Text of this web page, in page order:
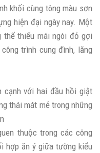
khối cùng tông màu sơn
hiện đại ngày nay. Một
thể thiếu mái ngói đỏ gợi
trình cung đình, lăng
cạnh với hai đầu hồi giật
thái mát mẻ trong những
thuộc trong các công
hợp ăn ý giữa tường kiểu